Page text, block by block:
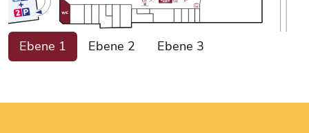
A1 Shop
Bijou Brigitte
Ebene 1 Ebene 2 Ebene 3